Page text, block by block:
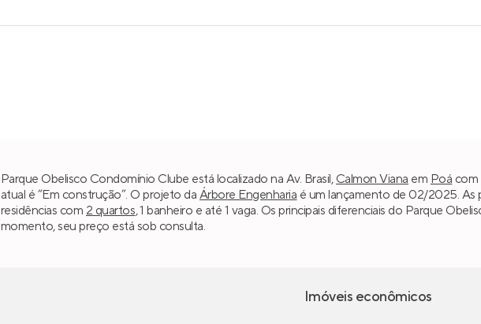
Parque Obelisco Condomínio Clube está localizado na Av. Brasil, Calmon Viana em Poá com
atual é “Em construção”. O projeto da Árbore Engenharia é um lançamento de 02/2025. As
residências com 2 quartos, 1 banheiro e até 1 vaga. Os principais diferenciais do Parque
momento, seu preço está sob consulta.
Imóveis econômicos